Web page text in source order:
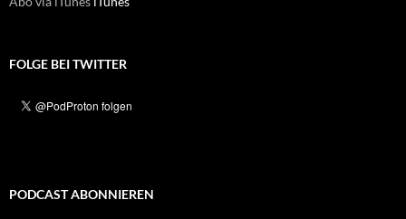
FOLGE BEI TWITTER
PODCAST ABONNIEREN